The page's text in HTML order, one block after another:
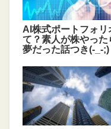
AI株式ポートフォリ
て？素人が株やった
夢だった話つき(-_-;)